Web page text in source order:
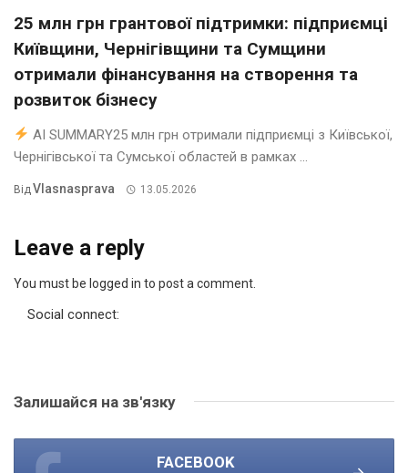
25 млн грн грантової підтримки: підприємці
Київщини, Чернігівщини та Сумщини
отримали фінансування на створення та
розвиток бізнесу
AI SUMMARY25 млн грн отримали підприємці з Київської,
Чернігівської та Сумської областей в рамках ...
ВідVlasnasprava 13.05.2026
Leave a reply
You must be logged in to post a comment.
Social connect:
Залишайся на зв'язку
FACEBOOK